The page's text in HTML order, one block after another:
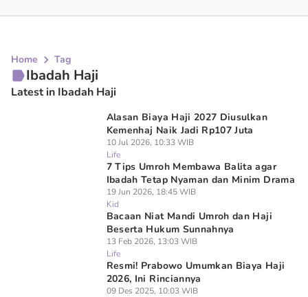
Home Tag
Ibadah Haji
Latest in Ibadah Haji
Alasan Biaya Haji 2027 Diusulkan
Kemenhaj Naik Jadi Rp107 Juta
10 Jul 2026, 10:33 WIB
Life
7 Tips Umroh Membawa Balita agar
Ibadah Tetap Nyaman dan Minim Drama
19 Jun 2026, 18:45 WIB
Kid
Bacaan Niat Mandi Umroh dan Haji
Beserta Hukum Sunnahnya
13 Feb 2026, 13:03 WIB
Life
Resmi! Prabowo Umumkan Biaya Haji
2026, Ini Rinciannya
09 Des 2025, 10:03 WIB